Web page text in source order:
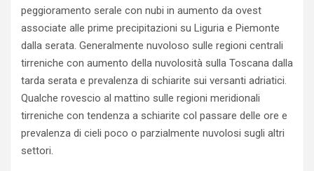
peggioramento serale con nubi in aumento da ovest
associate alle prime precipitazioni su Liguria e Piemonte
dalla serata. Generalmente nuvoloso sulle regioni centrali
tirreniche con aumento della nuvolosità sulla Toscana dalla
tarda serata e prevalenza di schiarite sui versanti adriatici.
Qualche rovescio al mattino sulle regioni meridionali
tirreniche con tendenza a schiarite col passare delle ore e
prevalenza di cieli poco o parzialmente nuvolosi sugli altri
settori.